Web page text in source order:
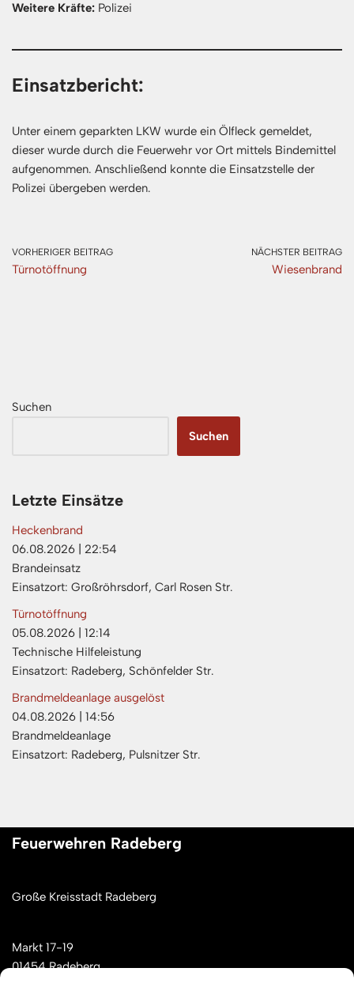
Weitere Kräfte: Polizei
Einsatzbericht:
Unter einem geparkten LKW wurde ein Ölfleck gemeldet,
dieser wurde durch die Feuerwehr vor Ort mittels Bindemittel
aufgenommen. Anschließend konnte die Einsatzstelle der
Polizei übergeben werden.
VORHERIGER BEITRAG
Türnotöffnung
NÄCHSTER BEITRAG
Wiesenbrand
Suchen
Suchen
Letzte Einsätze
Heckenbrand
06.08.2026
22:54
Brandeinsatz
Einsatzort: Großröhrsdorf, Carl Rosen Str.
Türnotöffnung
05.08.2026
12:14
Technische Hilfeleistung
Einsatzort: Radeberg, Schönfelder Str.
Brandmeldeanlage ausgelöst
04.08.2026
14:56
Brandmeldeanlage
Einsatzort: Radeberg, Pulsnitzer Str.
Feuerwehren Radeberg
Große Kreisstadt Radeberg
Markt 17-19
01454 Radeberg